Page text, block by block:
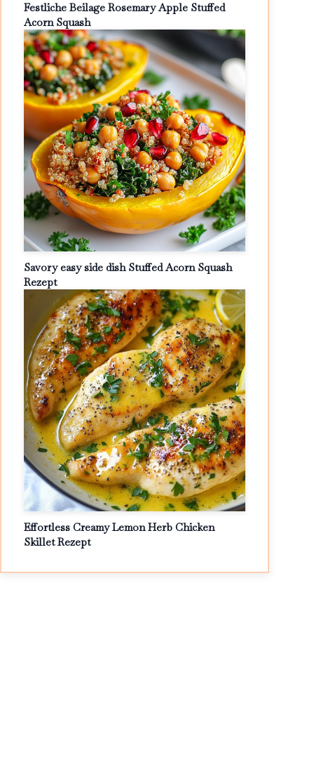
Festliche Beilage Rosemary Apple Stuffed
Acorn Squash
Savory easy side dish Stuffed Acorn Squash
Rezept
Effortless Creamy Lemon Herb Chicken
Skillet Rezept